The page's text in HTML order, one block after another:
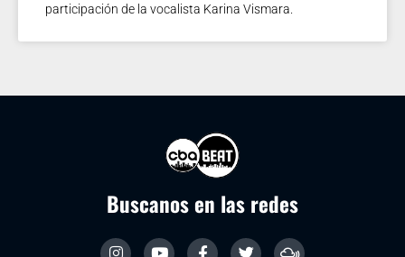
participación de la vocalista Karina Vismara.
Buscanos en las redes